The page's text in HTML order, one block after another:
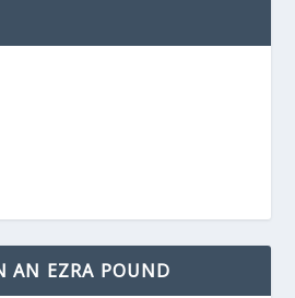
AN EZRA POUND